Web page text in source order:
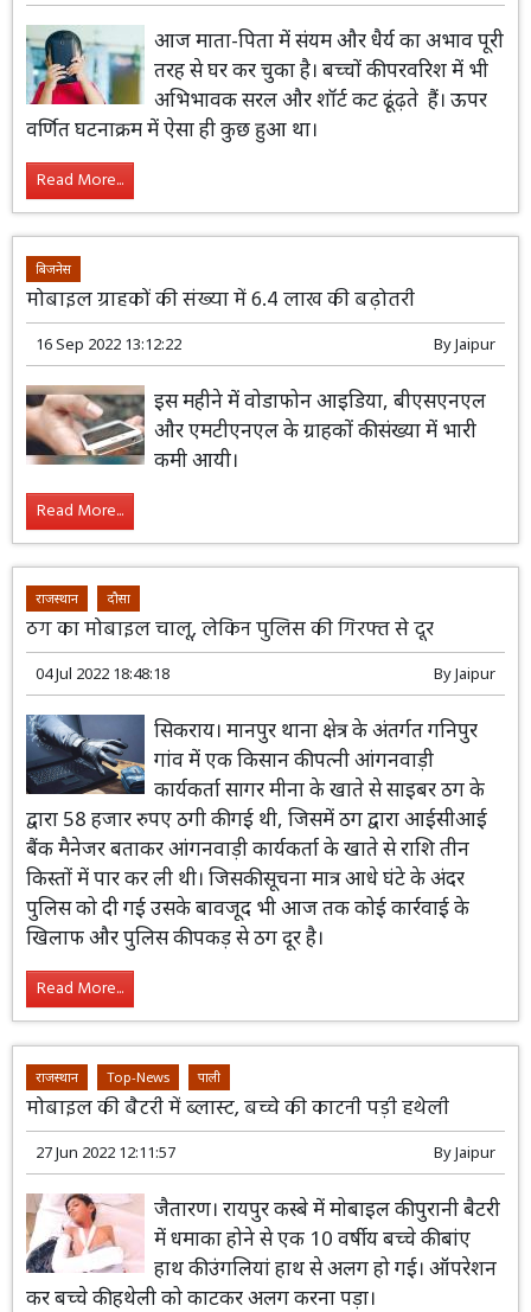
आज माता-पिता में संयम और धैर्य का अभाव पूरी
तरह से घर कर चुका है। बच्चों की परवरिश में भी
अभिभावक सरल और शॉर्ट कट ढूंढ़ते हैं। ऊपर
वर्णित घटनाक्रम में ऐसा ही कुछ हुआ था।
Read More...
बिजनेस
मोबाइल ग्राहकों की संख्या में 6.4 लाख की बढ़ोतरी
16 Sep 2022 13:12:22 ByJaipur
इस महीने में वोडाफोन आइडिया, बीएसएनएल
और एमटीएनएल के ग्राहकों की संख्या में भारी
कमी आयी।
Read More...
राजस्थान दौसा
ठग का मोबाइल चालू, लेकिन पुलिस की गिरफ्त से दूर
04 Jul 2022 18:48:18 ByJaipur
सिकराय। मानपुर थाना क्षेत्र के अंतर्गत गनिपुर
गांव में एक किसान की पत्नी आंगनवाड़ी
कार्यकर्ता सागर मीना के खाते से साइबर ठग के
द्वारा 58 हजार रुपए ठगी की गई थी, जिसमें ठग द्वारा आईसीआई
बैंक मैनेजर बताकर आंगनवाड़ी कार्यकर्ता के खाते से राशि तीन
किस्तों में पार कर ली थी। जिसकी सूचना मात्र आधे घंटे के अंदर
पुलिस को दी गई उसके बावजूद भी आज तक कोई कार्रवाई के
खिलाफ और पुलिस की पकड़ से ठग दूर है।
Read More...
राजस्थान Top-News पाली
मोबाइल की बैटरी में ब्लास्ट, बच्चे की काटनी पड़ी हथेली
27 Jun 2022 12:11:57 ByJaipur
जैतारण। रायपुर कस्बे में मोबाइल की पुरानी बैटरी
में धमाका होने से एक 10 वर्षीय बच्चे की बांए
हाथ की उंगलियां हाथ से अलग हो गई। ऑपरेशन
कर बच्चे की हथेली को काटकर अलग करना पड़ा।